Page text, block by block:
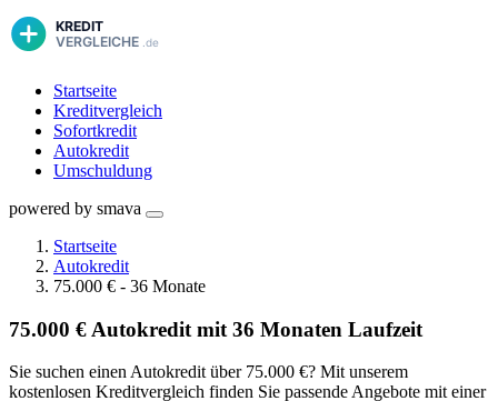
Startseite
Kreditvergleich
Sofortkredit
Autokredit
Umschuldung
powered by smava
Startseite
Autokredit
75.000 € - 36 Monate
75.000 € Autokredit mit 36 Monaten Laufzeit
Sie suchen einen Autokredit über 75.000 €? Mit unserem
kostenlosen Kreditvergleich finden Sie passende Angebote mit einer